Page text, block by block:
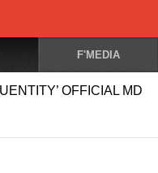
F'MEDIA
OFFICIAL MD